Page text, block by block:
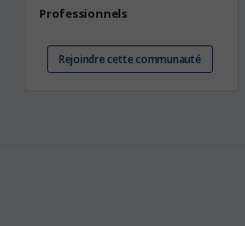
Professionnels
Rejoindre cette communauté